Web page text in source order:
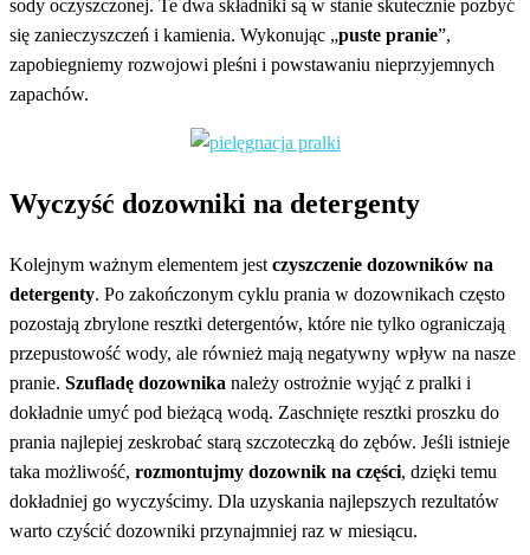
sody oczyszczonej. Te dwa składniki są w stanie skutecznie pozbyć
się zanieczyszczeń i kamienia. Wykonując „puste pranie”,
zapobiegniemy rozwojowi pleśni i powstawaniu nieprzyjemnych
zapachów.
Wyczyść dozowniki na detergenty
Kolejnym ważnym elementem jest czyszczenie dozowników na
detergenty. Po zakończonym cyklu prania w dozownikach często
pozostają zbrylone resztki detergentów, które nie tylko ograniczają
przepustowość wody, ale również mają negatywny wpływ na nasze
pranie. Szufladę dozownika należy ostrożnie wyjąć z pralki i
dokładnie umyć pod bieżącą wodą. Zaschnięte resztki proszku do
prania najlepiej zeskrobać starą szczoteczką do zębów. Jeśli istnieje
taka możliwość, rozmontujmy dozownik na części, dzięki temu
dokładniej go wyczyścimy. Dla uzyskania najlepszych rezultatów
warto czyścić dozowniki przynajmniej raz w miesiącu.